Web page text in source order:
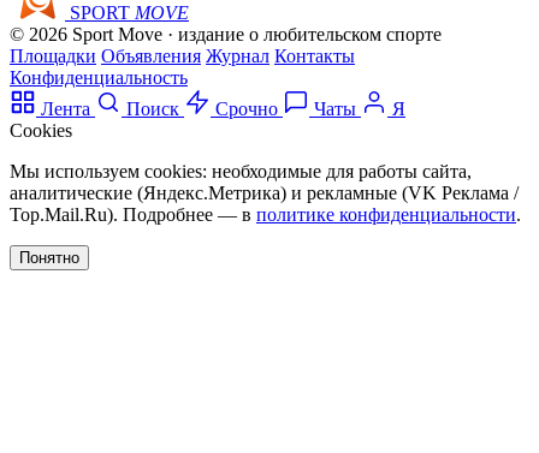
SPORT MOVE
© 2026 Sport Move · издание о любительском спорте
Площадки Объявления Журнал Контакты
Конфиденциальность
Лента
Поиск Срочно Чаты
Я
Cookies
Мы используем cookies: необходимые для работы сайта,
аналитические (Яндекс.Метрика) и рекламные (VK Реклама /
Top.Mail.Ru). Подробнее — в политике конфиденциальности.
Понятно